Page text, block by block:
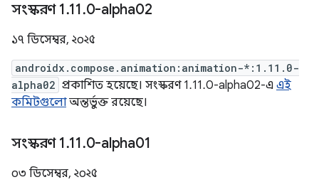
সংস্করণ 1.11.0-alpha02
১৭ ডিসেম্বর, ২০২৫
androidx.compose.animation:animation-*:1.11.0-
alpha02 প্রকাশিত হয়েছে। সংস্করণ 1.11.0-alpha02-এ এই
কমিটগুলোঅন্তর্ভুক্ত রয়েছে।
সংস্করণ 1.11.0-alpha01
০৩ ডিসেম্বর, ২০২৫